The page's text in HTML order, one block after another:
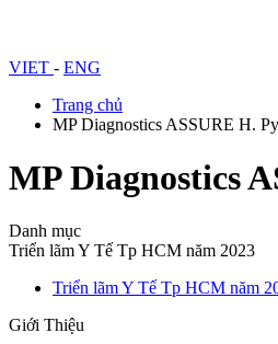
VIET - ENG
Trang chủ
MP Diagnostics ASSURE H.
MP Diagnostics
Danh mục
Triển lãm Y Tế Tp HCM năm 2023
Triển lãm Y Tế Tp HCM năm
Giới Thiệu